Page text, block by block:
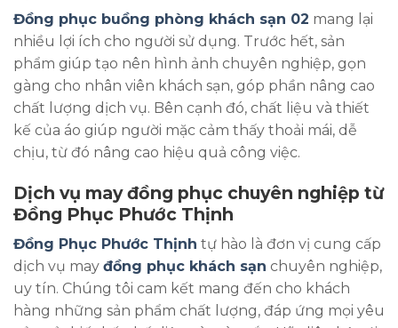
Đồng phục buồng phòng khách sạn 02 mang lại
nhiều lợi ích cho người sử dụng. Trước hết, sản
phẩm giúp tạo nên hình ảnh chuyên nghiệp, gọn
gàng cho nhân viên khách sạn, góp phần nâng cao
chất lượng dịch vụ. Bên cạnh đó, chất liệu và thiết
kế của áo giúp người mặc cảm thấy thoải mái, dễ
chịu, từ đó nâng cao hiệu quả công việc.
Dịch vụ may đồng phục chuyên nghiệp từ
Đồng Phục Phước Thịnh
Đồng Phục Phước Thịnh tự hào là đơn vị cung cấp
dịch vụ may đồng phục khách sạn chuyên nghiệp,
uy tín. Chúng tôi cam kết mang đến cho khách
hàng những sản phẩm chất lượng, đáp ứng mọi yêu